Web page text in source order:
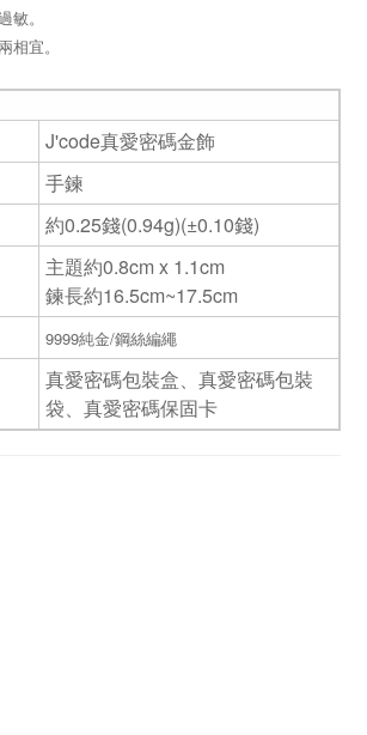
敏。
相宜。
J'code真愛密碼金飾
手鍊
約0.25錢(0.94g)(±0.10錢)
主題約0.8cm x 1.1cm
鍊長約16.5cm~17.5cm
9999純金/鋼絲編繩
真愛密碼包裝盒、真愛密碼包裝
袋、真愛密碼保固卡